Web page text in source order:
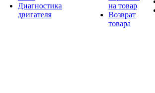
Диагностика
двигателя
на товар
Возврат
товара